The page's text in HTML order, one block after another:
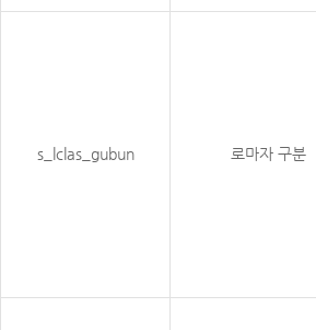
s_lclas_gubun 로마자 구분